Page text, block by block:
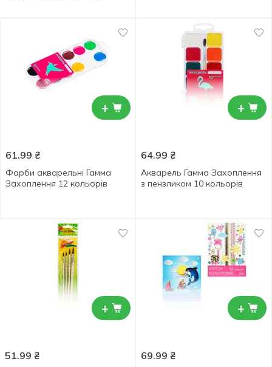
+
61.99 ₴
Фарби акварельні Гамма
Захоплення 12 кольорів
+
64.99 ₴
Акварель Гамма Захоплення
з пензликом 10 кольорів
+
51.99 ₴
+
69.99 ₴